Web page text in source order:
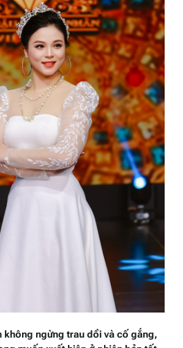
không ngừng trau dồi và cố gắng,